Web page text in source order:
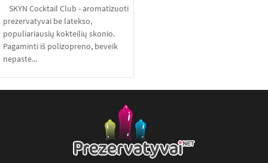
SKYN Cocktail Club - aromatizuoti
prezervatyvai be latekso,
populiariausių kokteilių skonio.
Pagaminti iš polizopreno, beveik
nepaste...